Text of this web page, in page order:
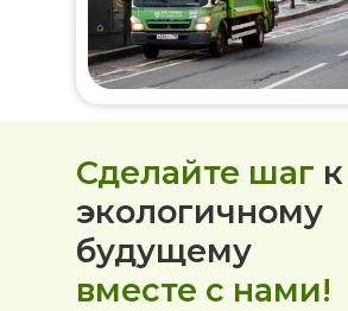
Сделайте шаг к
экологичному
будущему
вместе с нами!